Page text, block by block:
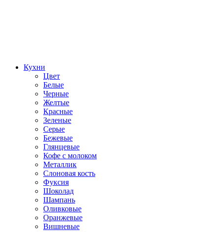
Кухни
Цвет
Белые
Черные
Желтые
Красные
Зеленые
Серые
Бежевые
Глянцевые
Кофе с молоком
Металлик
Слоновая кость
Фуксия
Шоколад
Шампань
Оливковые
Оранжевые
Вишневые